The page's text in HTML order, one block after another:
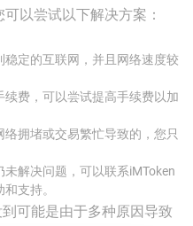
以尝试以下解决方案：
定的互联网，并且网络速度较
费，可以尝试提高手续费以加
拥堵或交易繁忙导致的，您只
解决问题，可以联系iMToken
支持。
可能是由于多种原因导致